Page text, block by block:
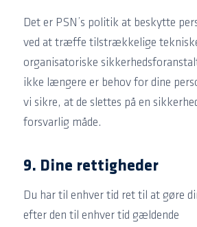
Det er PSN’s politik at beskytte
ved at træffe tilstrækkelige
organisatoriske
ikke længere er behov for dine
vi sikre, at de slettes på en
forsvarlig måde.
9. Dine rettigheder
Du har til enhver tid ret til at gøre
efter den til enhver tid gældende